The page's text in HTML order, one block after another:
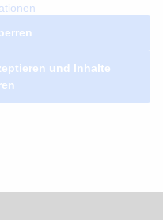
und Inhalte